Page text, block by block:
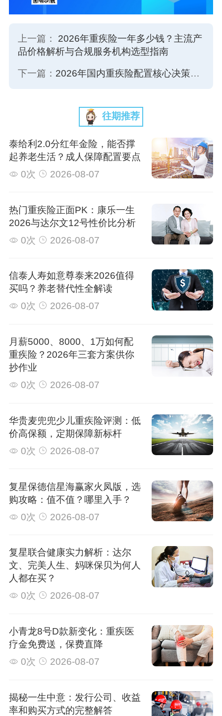
上一篇： 2026年重疾险一年多少钱？主流产
品价格解析与合规服务机构选型指南
下一篇： 2026年国内重疾险配置核心决策深度解析：重疾险要不要附加身故责任
往期推荐
泰给利2.0分红年金险，能否撑
起养老生活？成人保障配置要点
0次
2026-08-07
热门重疾险正面PK：康乐一生
2026与达尔文12号性价比分析
0次
2026-08-07
信泰人寿如意尊泰来2026值得
买吗？养老替代性全解读
0次
2026-08-07
月薪5000、8000、1万如何配
重疾险？2026年三套方案供你
抄作业
0次
2026-08-07
华贵麦兜兜少儿重疾险评测：低
价高保额，定期保障新标杆
0次
2026-08-07
复星保德信星海赢家火凤版，选
购攻略：值不值？哪里入手？
0次
2026-08-07
复星联合健康实力解析：达尔
文、完美人生、妈咪保贝为何人
人都在买？
0次
2026-08-07
小青龙8号D款新变化：重疾医
疗金免费送，保费直降
0次
2026-08-07
揭秘一生中意：发行公司、收益
率和购买方式的完整解答